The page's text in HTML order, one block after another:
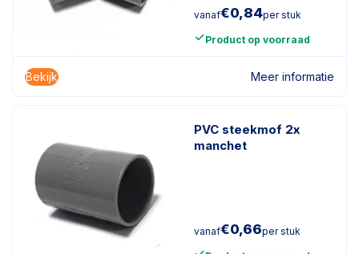
vanaf€0,84per stuk
Product op voorraad
Bekijk Meer informatie
PVC steekmof 2x
manchet
vanaf€0,66per stuk